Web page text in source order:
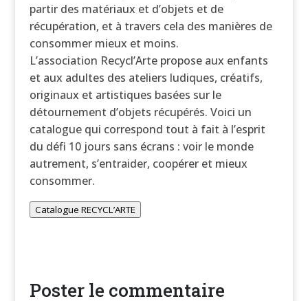
partir des matériaux et d’objets et de
récupération, et à travers cela des manières de
consommer mieux et moins.
L’association Recycl’Arte propose aux enfants
et aux adultes des ateliers ludiques, créatifs,
originaux et artistiques basées sur le
détournement d’objets récupérés. Voici un
catalogue qui correspond tout à fait à l’esprit
du défi 10 jours sans écrans : voir le monde
autrement, s’entraider, coopérer et mieux
consommer.
Catalogue RECYCL’ARTE
Poster le commentaire